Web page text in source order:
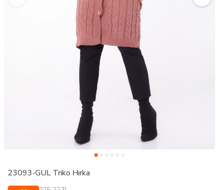
23093-GUL Triko Hırka